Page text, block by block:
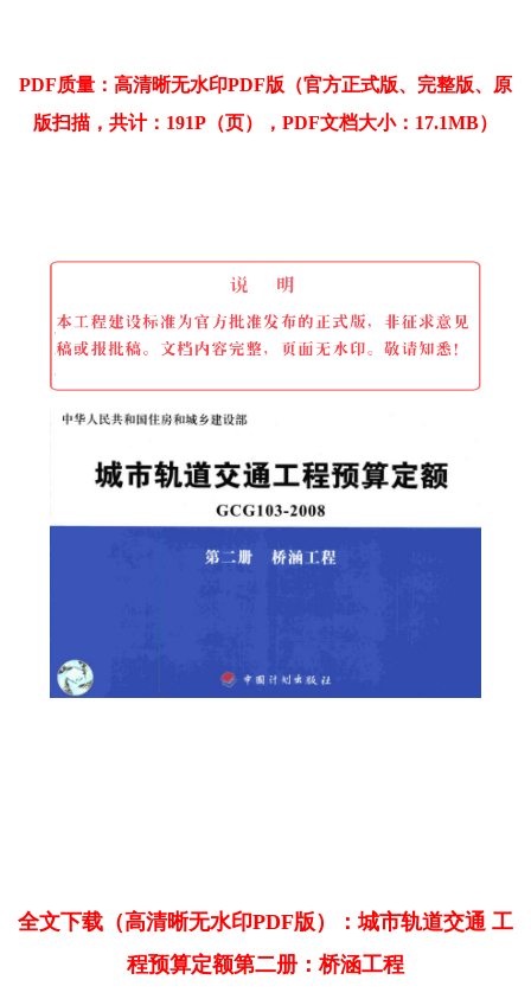
PDF质量：高清晰无水印PDF版（官方正式版、完整版、原
版扫描，共计：191P（页），PDF文档大小：17.1MB）
全文下载（高清晰无水印PDF版）：城市轨道交通 工
程预算定额第二册：桥涵工程